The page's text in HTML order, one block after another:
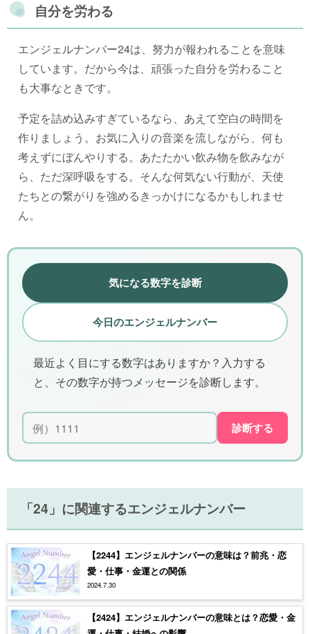
自分を労わる
エンジェルナンバー24は、努力が報われることを意味
しています。だから今は、頑張った自分を労わること
も大事なときです。
予定を詰め込みすぎているなら、あえて空白の時間を
作りましょう。お気に入りの音楽を流しながら、何も
考えずにぼんやりする。あたたかい飲み物を飲みなが
ら、ただ深呼吸をする。そんな何気ない行動が、天使
たちとの繋がりを強めるきっかけになるかもしれませ
ん。
気になる数字を診断
今日のエンジェルナンバー
最近よく目にする数字はありますか？入力する
と、その数字が持つメッセージを診断します。
診断する
「24」に関連するエンジェルナンバー
【2244】エンジェルナンバーの意味は？前兆・恋
愛・仕事・金運との関係
2024.7.30
【2424】エンジェルナンバーの意味とは？恋愛・金